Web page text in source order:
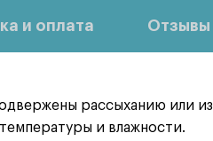
и оплата Отзывы
рассыханию или
и влажности.